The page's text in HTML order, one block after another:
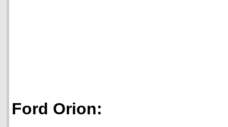
Ford Orion: